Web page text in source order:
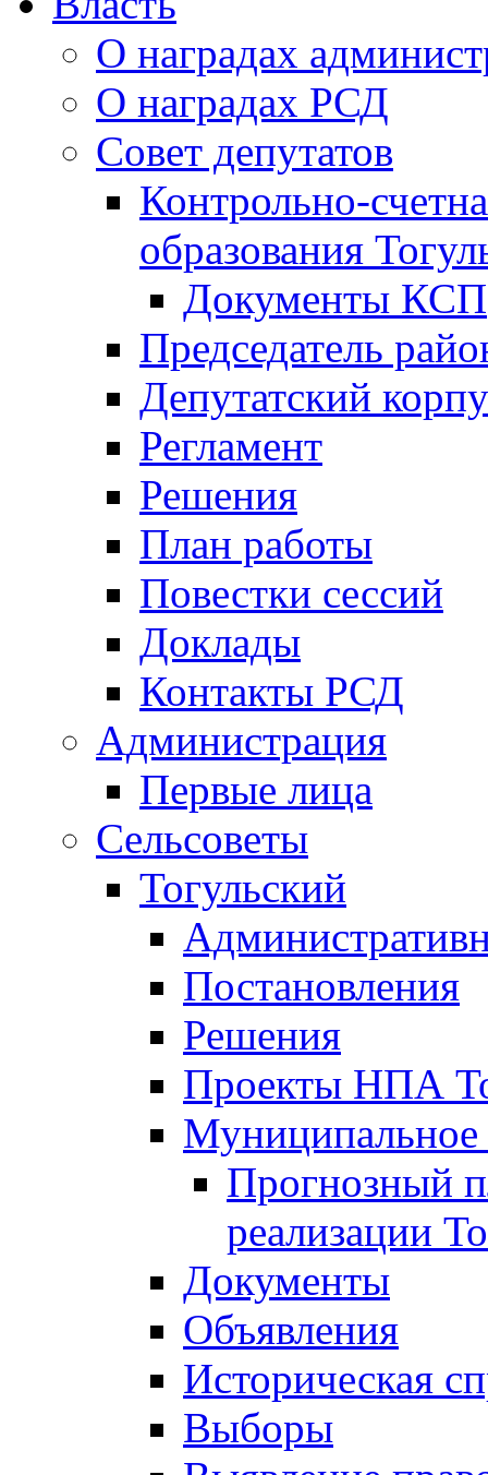
О наградах
О наградах РСД
Совет депутатов
Контрольно-
образования
Документы КСП
Председатель
Депутатский
Регламент
Решения
План работы
Повестки сессий
Доклады
Контакты РСД
Администрация
Первые лица
Сельсоветы
Тогульский
Постановления
Решения
Проекты НПА
Прогнозный
реализации
Документы
Объявления
Историческая
Выборы